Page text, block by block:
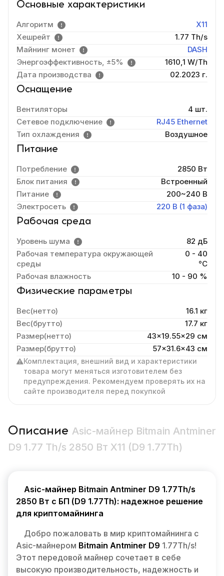
Основные характеристики
Алгоритм
X11
Хешрейт
1.77 Th/s
Майнинг монет
DASH
Энергоэффективность, ±5%
1610,1 W/Th
Дата производства
02.2023 г.
Оснащение
Вентиляторы
4 шт.
Сетевое подключение
RJ45 Ethernet
Тип охлаждения
Воздушное
Питание
Потребление
2850 Вт
Блок питания
Встроенный
Питание
200~240 В
Электросеть
220 В (1 фаза)
Рабочая среда
Уровень шума
82 дБ
Рабочая температура окружающей
среды
0 - 40
°C
Рабочая влажность
10 - 90 %
Физические параметры
Вес(нетто)
16.1 кг
Вес(брутто)
17.7 кг
Размер(нетто)
43x19.55x29 cм
Размер(брутто)
57x31.6x43 см
Комплектация, внешний вид и характеристики
товара могут меняться изготовителем без
предупреждения. Рекомендуем проверять их на
сайте производителя перед покупкой
Описание Asic-майнер Bitmain Antminer
D9 1.77 Th/s 2850 Вт X11 (D9 1.77Th)
Asic-майнер Bitmain Antminer D9 1.77Th/s
2850 Вт с БП (D9 1.77Th): надежное решение
для криптомайнинга
Добро пожаловать в мир криптомайнинга с
Asic-майнером Bitmain Antminer D9 1.77Th/s!
Этот передовой майнер сочетает в себе
высокую производительность, надежность и